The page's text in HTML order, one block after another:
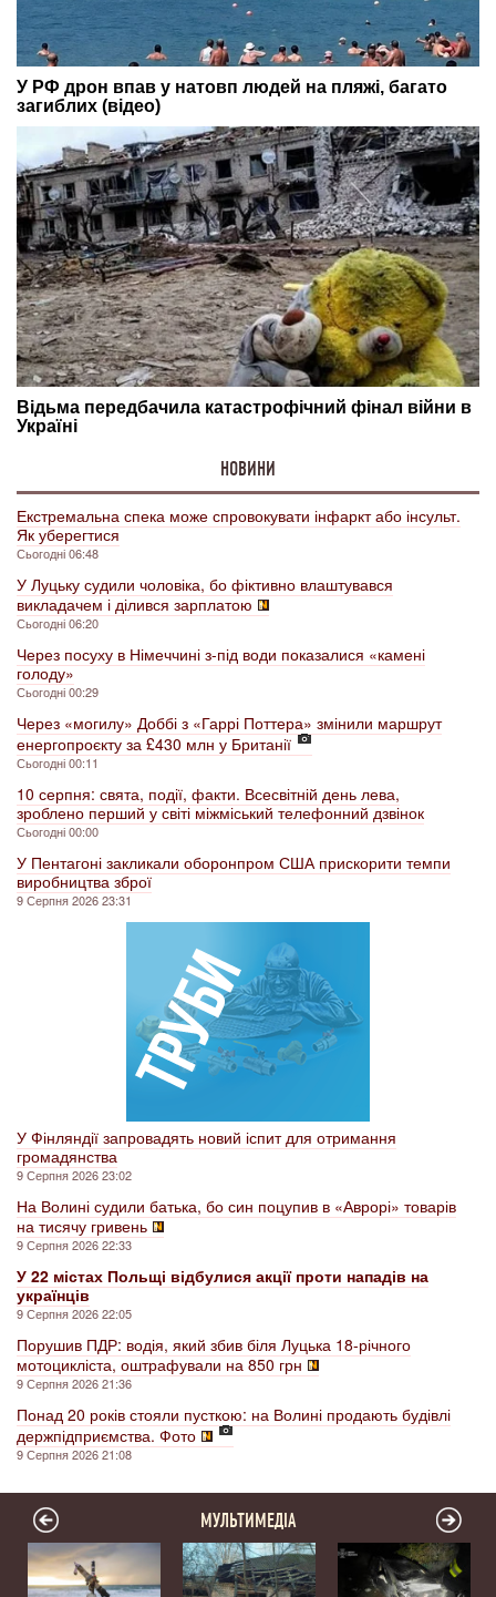
НОВИНИ
Екстремальна спека може спровокувати інфаркт або інсульт.
Як уберегтися
Сьогодні 06:48
У Луцьку судили чоловіка, бо фіктивно влаштувався
викладачем і ділився зарплатою
Сьогодні 06:20
Через посуху в Німеччині з-під води показалися «камені
голоду»
Сьогодні 00:29
Через «могилу» Доббі з «Гаррі Поттера» змінили маршрут
енергопроєкту за £430 млн у Британії
Сьогодні 00:11
10 серпня: свята, події, факти. Всесвітній день лева,
зроблено перший у світі міжміський телефонний дзвінок
Сьогодні 00:00
У Пентагоні закликали оборонпром США прискорити темпи
виробництва зброї
9 Серпня 2026 23:31
У Фінляндії запровадять новий іспит для отримання
громадянства
9 Серпня 2026 23:02
На Волині судили батька, бо син поцупив в «Аврорі» товарів
на тисячу гривень
9 Серпня 2026 22:33
У 22 містах Польщі відбулися акції проти нападів на
українців
9 Серпня 2026 22:05
Порушив ПДР: водія, який збив біля Луцька 18-річного
мотоцикліста, оштрафували на 850 грн
9 Серпня 2026 21:36
Понад 20 років стояли пусткою: на Волині продають будівлі
держпідприємства. Фото
9 Серпня 2026 21:08
МУЛЬТИМЕДІА